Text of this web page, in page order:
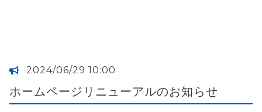
2024/06/29 10:00
ホームページリニューアルのお知らせ